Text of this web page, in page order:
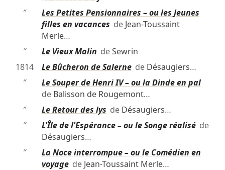
″
Les Petites Pensionnaires – ou les Jeunes
filles en vacances de Jean-Toussaint
Merle…
″
Le Vieux Malin deSewrin
1814
Le Bûcheron de Salernede Désaugiers…
″
Le Souper de Henri IV – ou la Dinde en pal
de Balisson de Rougemont…
″
Le Retour des lys de Désaugiers…
″
L'Île de l'Espérance – ou le Songe réaliséde
Désaugiers…
″
La Noce interrompue – ou le Comédien en
voyagede Jean-Toussaint Merle…